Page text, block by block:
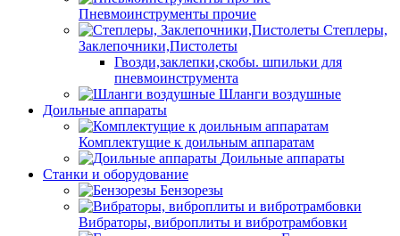
Пневмоинструменты прочие
Степлеры,
Заклепочники,Пистолеты
Гвозди,заклепки,скобы. шпильки для
пневмоинструмента
Шланги воздушные
Доильные аппараты
Комплектущие к доильным аппаратам
Доильные аппараты
Станки и оборудование
Бензорезы
Вибраторы, виброплиты и вибротрамбовки